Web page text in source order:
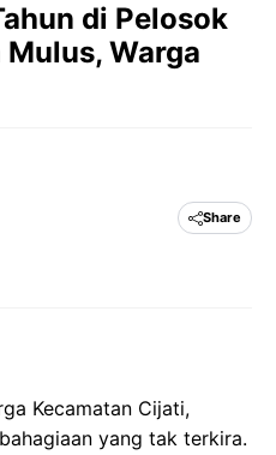
di Pelosok
Warga
Share
Kecamatan Cijati,
yang tak terkira.